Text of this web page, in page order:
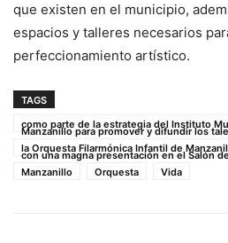
que existen en el municipio,
espacios y talleres necesarios
perfeccionamiento artístico.
TAGS
como parte de la estrategia del Instituto
Manzanillo para promover y difundir los
la Orquesta Filarmónica Infantil de
con una magna presentación en el Salón
Manzanillo
Orquesta Vida